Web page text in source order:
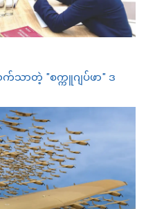
သာတဲ့ "စက္ကူဂျပ်ဖာ" ဒ